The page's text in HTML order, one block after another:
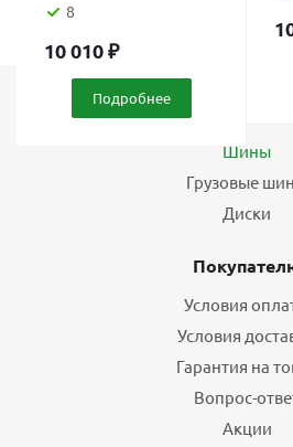
8
10 010₽
Подробнее
Шины
Грузовые
Диски
Условия
Условия
Гарантия на
Вопрос-
Акции